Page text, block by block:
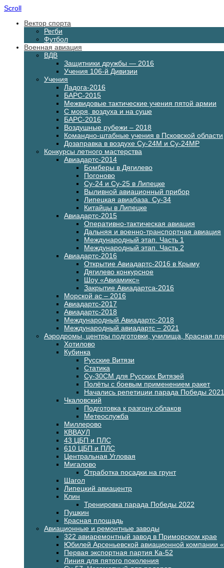
Scroll
Вектор спорта
Регби
Футбол
Военная авиация
ВДВ
Защитники дружбы — 2016
Учения 106-й Дивизии
Учения
Ладога-2016
БАРС-2015
Межвидовые тактические учения пятой армии
С моря, воздуха и на суше
БАРС-2016
Воздушные рубежи – 2018
Командно-штабные учения в Псковской области
Дозаправка в воздухе Су-24М и Су-24МР
Конкурсы летного мастерства
Авиадартс-2014
Бомберы в Дягилево
Погоново
Су-24 и Су-25 в Липецке
Выливной авиационный прибор
Липецкая авиабаза. Су-34
Китайцы в Липецке
Авиадартс-2015
Оперативно-тактическая авиация
Дальняя и военно-транспортная авиация
Международный этап. Часть 1
Международный этап. Часть 2
Авиадартс-2016
Открытие Авиадартс-2016 в Крыму
Дягилево конкурсное
Шоу «Авиамикс»
Закрытие Авиадартса-2016
Морской ас – 2016
Авиадартс-2017
Авиадартс-2018
Международный Авиадартс-2018
Международный авиадартс – 2021
Аэродромы, центры подготовки, училища, Красная
Хотилово
Кубинка
Русские Витязи
Статика
Су-30СМ для Русских Витязей
Полёты с боевым применением ракет
Начались репетиции парада Победы 2021
Чкаловский
Подготовка к разгону облаков
Метеослужба
Миллерово
КВВАУЛ
43 ЦБП и ПЛС
610 ЦБП и ПЛС
Центральная Угловая
Мигалово
Отработка посадки на грунт
Шагол
Липецкий авиацентр
Клин
Тренировка парада Победы 2022
Пушкин
Красная площадь
Авиационные и ремонтные заводы
322 авиаремонтный завод в Приморском крае
Юбилей Арсеньевской авиационной компании
Первая экспортная партия Ка-52
Линия для пятого поколения